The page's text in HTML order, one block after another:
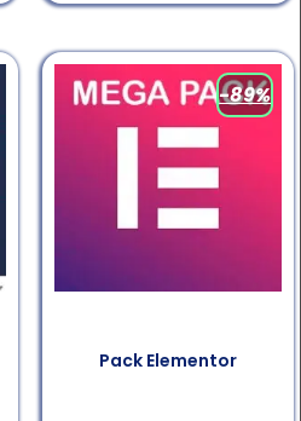
-89%
Pack Elementor